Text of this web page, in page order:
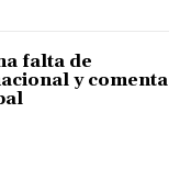
falta de
y comenta